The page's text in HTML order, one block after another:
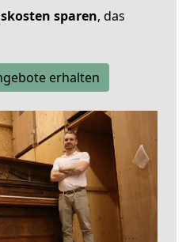
sparen, das
erhalten